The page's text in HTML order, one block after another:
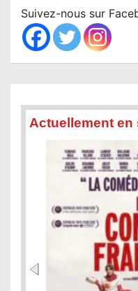
c
h
Suivez-nous sur
Actuellement en